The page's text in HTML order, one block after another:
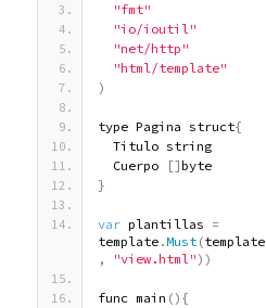
"fmt"
"io/ioutil"
"net/http"
"html/template"
)
type Pagina struct{
  Titulo string
  Cuerpo
[]byte
}
var plantillas =
template .Must (template
,
"view.html") )
func main () {